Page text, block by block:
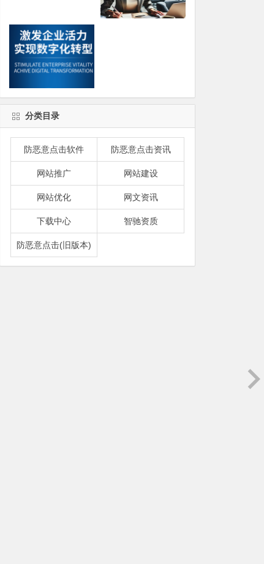
分类目录
防恶意点击软件 防恶意点击资讯
网站推广 网站建设
网站优化 网文资讯
下载中心 智驰资质
防恶意点击(旧版本)